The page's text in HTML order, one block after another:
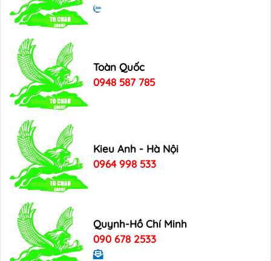
Toàn Quốc
0948 587 785
Kieu Anh - Hà Nội
0964 998 533
Quynh-Hồ Chí Minh
090 678 2533